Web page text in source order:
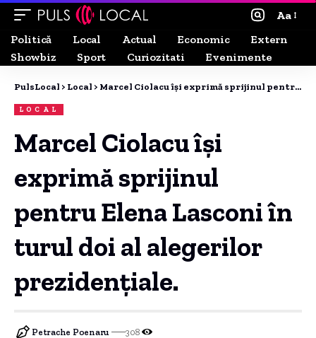
Aa
Politică
Local Actual Economic
Extern
Showbiz
Sport Curiozitati Evenimente
PulsLocal > Local > Marcel Ciolacu își exprimă sprijinul pentru Elena Lasconi în turul doi al alegerilor prezidențiale.
LOCAL
Marcel Ciolacu își
exprimă sprijinul
pentru Elena Lasconi în
turul doi al alegerilor
prezidențiale.
Petrache Poenaru 308